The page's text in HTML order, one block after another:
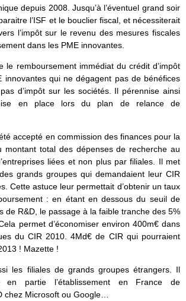
depuis 2008. Jusqu’à l’éventuel grand soir
l’ISF et le bouclier fiscal, et nécessiterait
l’impôt sur le revenu des mesures fiscales
dans les PME innovantes.
le remboursement immédiat du crédit d’impôt
innovantes qui ne dégagent pas de bénéfices
d’impôt sur les sociétés. Il pérennise ainsi
en place lors du plan de relance de
accepté en commission des finances pour la
montant total des dépenses de recherche au
liées et non plus par filiales. Il met
grands groupes qui demandaient leur CIR
Cette astuce leur permettait d’obtenir un taux
: en étant en dessous du seuil de
de R&D, le passage à la faible tranche des 5%
permet d’économiser environ 400m€ dans
du CIR 2010. 4Md€ de CIR qui pourraient
! Mazette !
les filiales de grands groupes étrangers. Il
en partie l’établissement en France de
chez Microsoft ou Google…